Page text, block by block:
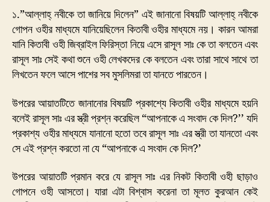
১.”আল্লাহ্ নবীকে তা জানিয়ে দিলেন” এই জানানো বিষয়টি আল্লাহ্ নবীকে
গোপন ওহীর মাধ্যমে যানিয়েছিলেন কিতাবী ওহীর মাধ্যমে নয়। কারন আমরা
যানি কিতাবী ওহী জিব্রাইল ফিরিস্তা নিয়ে এসে রাসূল সাঃ কে তা বলতেন এবং
রাসূল সাঃ সেই কথা শুনে ওহী লেখকদের কে বলতেন এবং তারা সাথে সাথে তা
লিখতেন ফলে আসে পাশের সব মুসলিমরা তা যানতে পারতেন।
উপরের আয়াতটিতে জানানোর বিষয়টি প্রকাশ্যে কিতাবী ওহীর মাধ্যমে হয়নি
বলেই রাসূল সাঃ এর স্ত্রী প্রশ্ন করেছিল “আপনাকে এ সংবাদ কে দিল?’’ যদি
প্রকাশ্য ওহীর মাধ্যমে যানানো হতো তবে রাসূল সাঃ এর স্ত্রী তা যানতো এবং
সে এই প্রশ্ন করতো না যে “আপনাকে এ সংবাদ কে দিল?’
উপরের আয়াতটি প্রমান করে যে রাসূল সাঃ এর নিকট কিতাবী ওহী ছাড়াও
গোপনে ওহী আসতো। যারা এটা বিশ্বাস করেনা তা মূলত কুরআন কেই